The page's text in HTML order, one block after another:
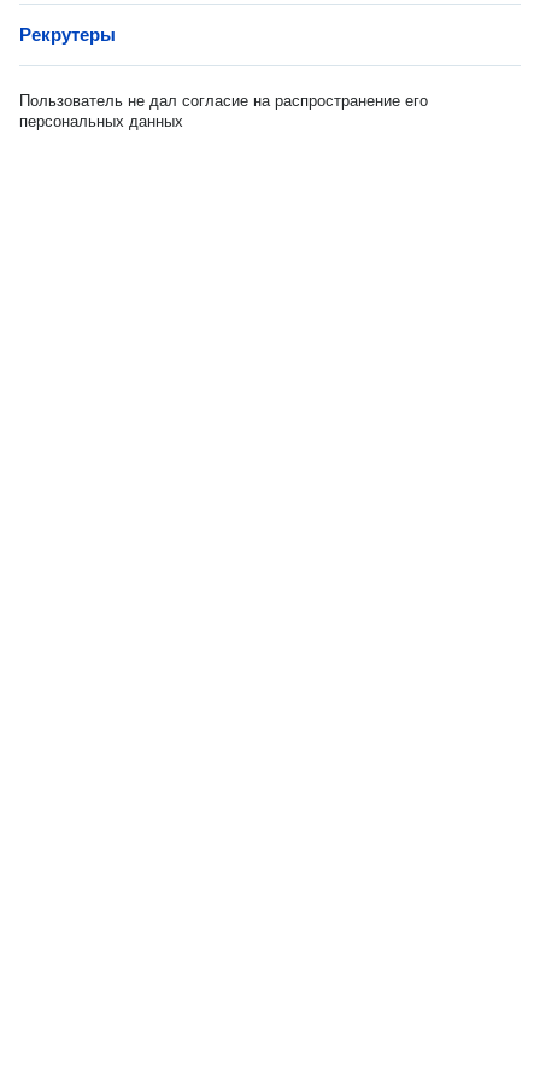
Рекрутеры
Пользователь не дал согласие на распространение его
персональных данных